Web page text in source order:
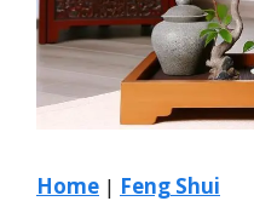
Home | Feng Shui